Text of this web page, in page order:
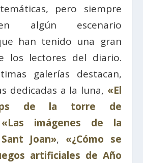
pero siempre
algún escenario
han tenido una gran
los lectores del diario.
galerías destacan,
dedicadas a la luna, «El
de la torre de
«Las imágenes de la
Joan», «¿Cómo se
artificiales de Año